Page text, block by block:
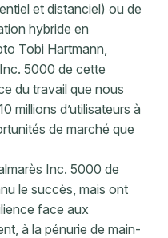
et distanciel) ou de
hybride en
Tobi Hartmann,
5000 de cette
du travail que nous
millions d’utilisateurs à
de marché que
Inc. 5000 de
le succès, mais ont
face aux
à la pénurie de main-